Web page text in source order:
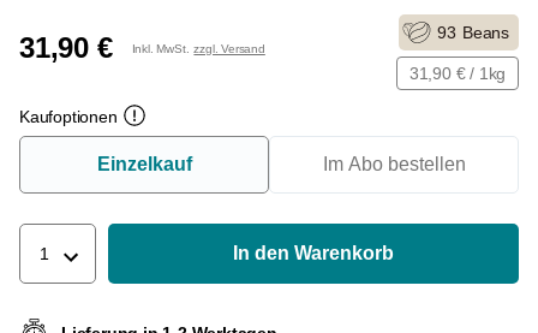
31,90 € Inkl. MwSt. zzgl. Versand
93 Beans
31,90 € / 1kg
Kaufoptionen
Einzelkauf Im Abo bestellen
1 In den Warenkorb